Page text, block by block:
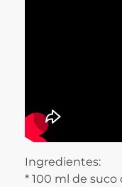
Ingredientes:
* 100 ml de